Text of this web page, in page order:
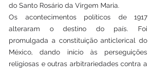
do Santo Rosário da Virgem Maria.
Os acontecimentos políticos de 1917
alteraram o destino do país. Foi
promulgada a constituição anticlerical do
México, dando início às perseguições
religiosas e outras arbitrariedades contra a